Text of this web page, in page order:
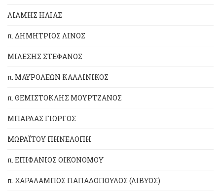
ΛΙΑΜΗΣ ΗΛΙΑΣ
π. ΔΗΜΗΤΡΙΟΣ ΛΙΝΟΣ
ΜΙΛΕΣΗΣ ΣΤΕΦΑΝΟΣ
π. ΜΑΥΡΟΛΕΩΝ ΚΑΛΛΙΝΙΚΟΣ
π. ΘΕΜΙΣΤΟΚΛΗΣ ΜΟΥΡΤΖΑΝΟΣ
ΜΠΑΡΛΑΣ ΓΙΩΡΓΟΣ
ΜΩΡΑΪΤΟΥ ΠΗΝΕΛΟΠΗ
π. ΕΠΙΦΑΝΙΟΣ ΟΙΚΟΝΟΜΟΥ
π. ΧΑΡΑΛΑΜΠΟΣ ΠΑΠΑΔΟΠΟΥΛΟΣ (ΛΙΒΥΟΣ)